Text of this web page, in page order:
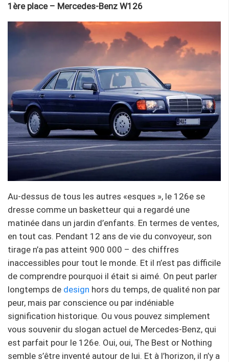
1ère place – Mercedes-Benz W126
Au-dessus de tous les autres «esques », le 126e se
dresse comme un basketteur qui a regardé une
matinée dans un jardin d’enfants. En termes de ventes,
en tout cas. Pendant 12 ans de vie du convoyeur, son
tirage n’a pas atteint 900 000 – des chiffres
inaccessibles pour tout le monde. Et il n’est pas difficile
de comprendre pourquoi il était si aimé. On peut parler
longtemps de design hors du temps, de qualité non par
peur, mais par conscience ou par indéniable
signification historique. Ou vous pouvez simplement
vous souvenir du slogan actuel de Mercedes-Benz, qui
est parfait pour le 126e. Oui, oui, The Best or Nothing
semble s’être inventé autour de lui. Et à l’horizon, il n’y a